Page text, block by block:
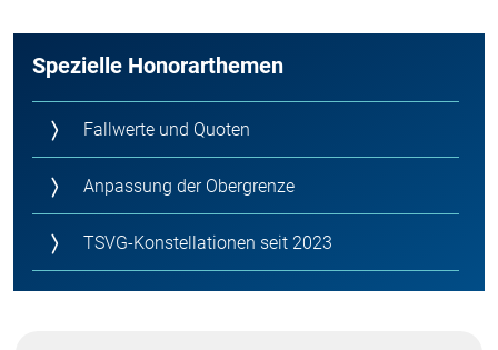
Spezielle Honorarthemen
Fallwerte und Quoten
Anpassung der Obergrenze
TSVG-Konstellationen seit 2023